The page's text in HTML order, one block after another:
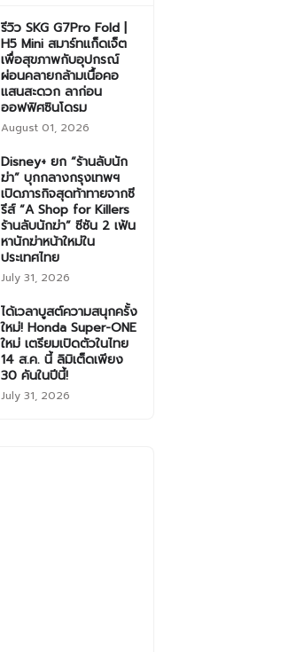
รีวิว SKG G7Pro Fold |
H5 Mini สมาร์ทแก็ดเจ็ต
เพื่อสุขภาพกับอุปกรณ์
ผ่อนคลายกล้ามเนื้อคอ
แสนสะดวก ลาก่อน
ออฟฟิศซินโดรม
August 01, 2026
Disney+ ยก “ร้านลับนัก
ฆ่า” บุกกลางกรุงเทพฯ
เปิดภารกิจสุดท้าทายจากซี
รีส์ “A Shop for Killers
ร้านลับนักฆ่า” ซีซัน 2 เฟ้น
หานักฆ่าหน้าใหม่ใน
ประเทศไทย
July 31, 2026
ได้เวลาบูสต์ความสนุกครั้ง
ใหม่! Honda Super-ONE
ใหม่ เตรียมเปิดตัวในไทย
14 ส.ค. นี้ ลิมิเต็ดเพียง
30 คันในปีนี้!
July 31, 2026